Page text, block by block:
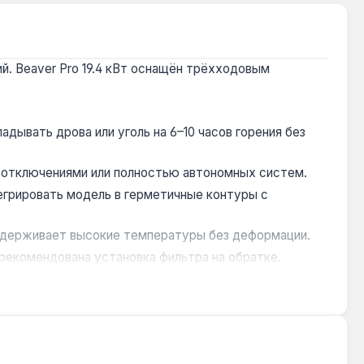
Beaver Pro 19.4 кВт оснащён трёхходовым
дрова или уголь на 6–10 часов горения без
или полностью автономных систем.
модель в герметичные контуры с
высокие температуры без деформации.
установка фильтра на обратке.